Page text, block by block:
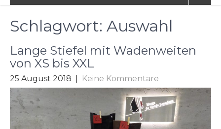
Schlagwort: Auswahl
Lange Stiefel mit Wadenweiten
von XS bis XXL
25 August 2018 Keine Kommentare